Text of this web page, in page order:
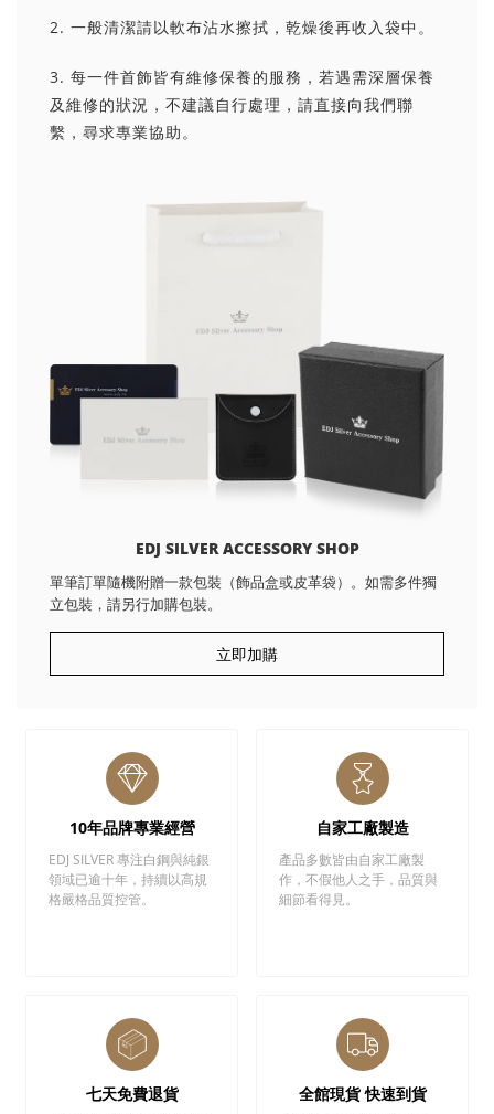
2. 一般清潔請以軟布沾水擦拭，乾燥後再收入袋中。
3. 每一件首飾皆有維修保養的服務，若遇需深層保養
及維修的狀況，不建議自行處理，請直接向我們聯
繫，尋求專業協助。
EDJ SILVER ACCESSORY SHOP
單筆訂單隨機附贈一款包裝（飾品盒或皮革袋）。如需多件獨
立包裝，請另行加購包裝。
立即加購
10年品牌專業經營
EDJ SILVER 專注白鋼與純銀
領域已逾十年，持續以高規
格嚴格品質控管。
自家工廠製造
產品多數皆由自家工廠製
作，不假他人之手，品質與
細節看得見。
七天免費退貨 全館現貨 快速到貨